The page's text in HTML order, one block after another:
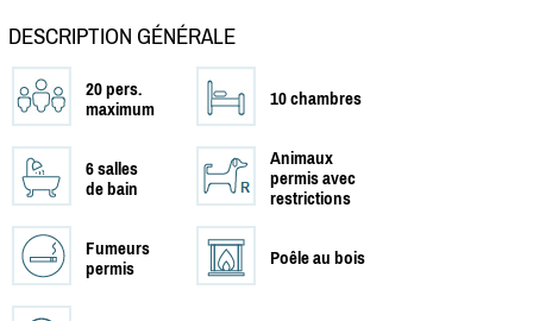
DESCRIPTION GÉNÉRALE
20 pers.
maximum
10 chambres
6 salles
de bain
Animaux
permis avec
restrictions
Fumeurs
permis
Poêle au bois